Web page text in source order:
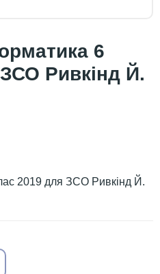
6
Ривкінд Й.
2019 для ЗСО Ривкінд Й.